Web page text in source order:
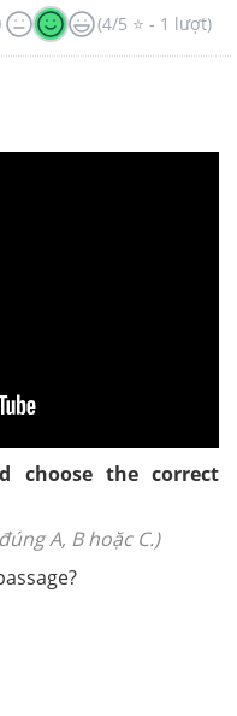
(4/5 ⭐ - 1 lượt)
choose the correct
A, B hoặc C.)